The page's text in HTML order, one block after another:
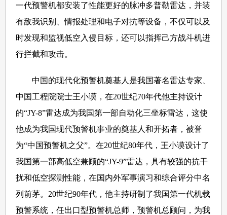
一代预警机都安装了性能更好的脉冲多普勒雷达，并装
有敌我识别、情报处理和电子对抗等设备，不仅可以及
时发现和监视低空入侵目标，还可以指挥己方战斗机进
行拦截和攻击。
中国的现代化预警机奠基人是我国著名雷达专家、
中国工程院院士王小谟，在20世纪70年代他主持设计
的“JY-8”雷达成为我国第一部自动化三坐标雷达，这使
他成为我国现代预警机事业的奠基人和开拓者，被誉
为“中国预警机之父”。在20世纪80年代，王小谟设计了
我国第一部高低空兼顾的“JY-9”雷达，具有较强的抗干
扰和低空探测性能，在国内外军事演习和综合评分中名
列前茅。20世纪90年代，他主持研制了我国第一代机载
预警系统，任出口型预警机总师，预警机总顾问，为我